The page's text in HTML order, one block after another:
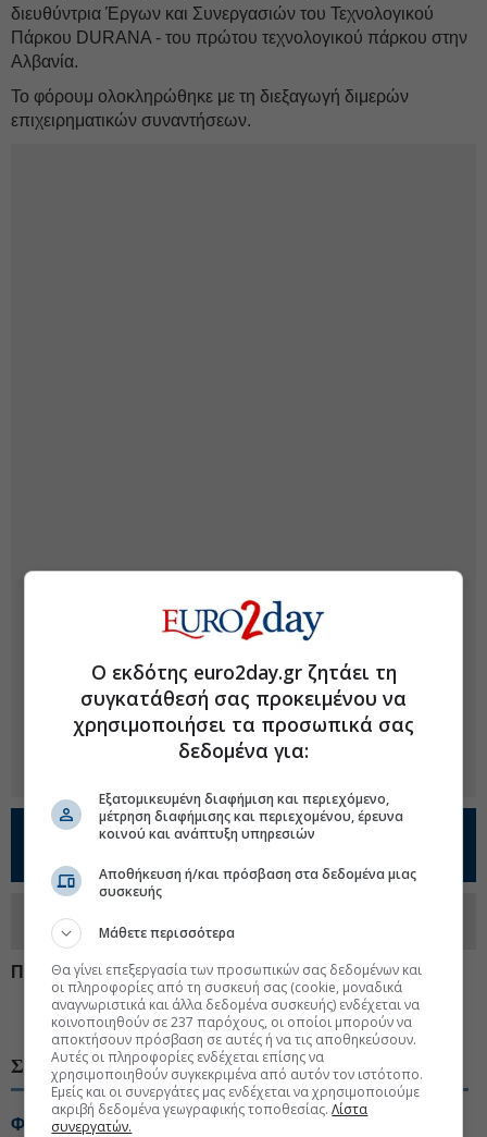
διευθύντρια Έργων και Συνεργασιών του Τεχνολογικού
Πάρκου DURANA - του πρώτου τεχνολογικού πάρκου στην
Αλβανία.
Το φόρουμ ολοκληρώθηκε με τη διεξαγωγή διμερών
επιχειρηματικών συναντήσεων.
Προσθέστε τοEuro2day.gr
στοLinkedin
ΠΗΓΗ: ΑΠΕ
#ΕΒΕΑ
ΣΧΕΤΙΚΑ ΘΕΜΑΤΑ
Φάρσα το τηλεφώνημα για βόμβα στο ΕΒΕΑ
Ο εκδότης euro2day.gr ζητάει τη
συγκατάθεσή σας προκειμένου να
χρησιμοποιήσει τα προσωπικά σας
δεδομένα για:
Εξατομικευμένη διαφήμιση και περιεχόμενο,
μέτρηση διαφήμισης και περιεχομένου, έρευνα
κοινού και ανάπτυξη υπηρεσιών
Αποθήκευση ή/και πρόσβαση στα δεδομένα μιας
συσκευής
Μάθετε περισσότερα
Θα γίνει επεξεργασία των προσωπικών σας δεδομένων και
οι πληροφορίες από τη συσκευή σας (cookie, μοναδικά
αναγνωριστικά και άλλα δεδομένα συσκευής) ενδέχεται να
κοινοποιηθούν σε 237 παρόχους, οι οποίοι μπορούν να
αποκτήσουν πρόσβαση σε αυτές ή να τις αποθηκεύσουν.
Αυτές οι πληροφορίες ενδέχεται επίσης να
χρησιμοποιηθούν συγκεκριμένα από αυτόν τον ιστότοπο.
Εμείς και οι συνεργάτες μας ενδέχεται να χρησιμοποιούμε
ακριβή δεδομένα γεωγραφικής τοποθεσίας.Λίστα
συνεργατών.